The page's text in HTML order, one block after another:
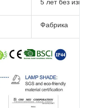
5 лет без
Фабрика